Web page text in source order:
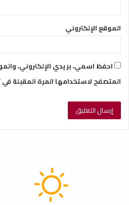
الموقع الإلكتروني
احفظ اسمي، بريدي الإلكتروني،
المتصفح لاستخدامها المرة المقبلة